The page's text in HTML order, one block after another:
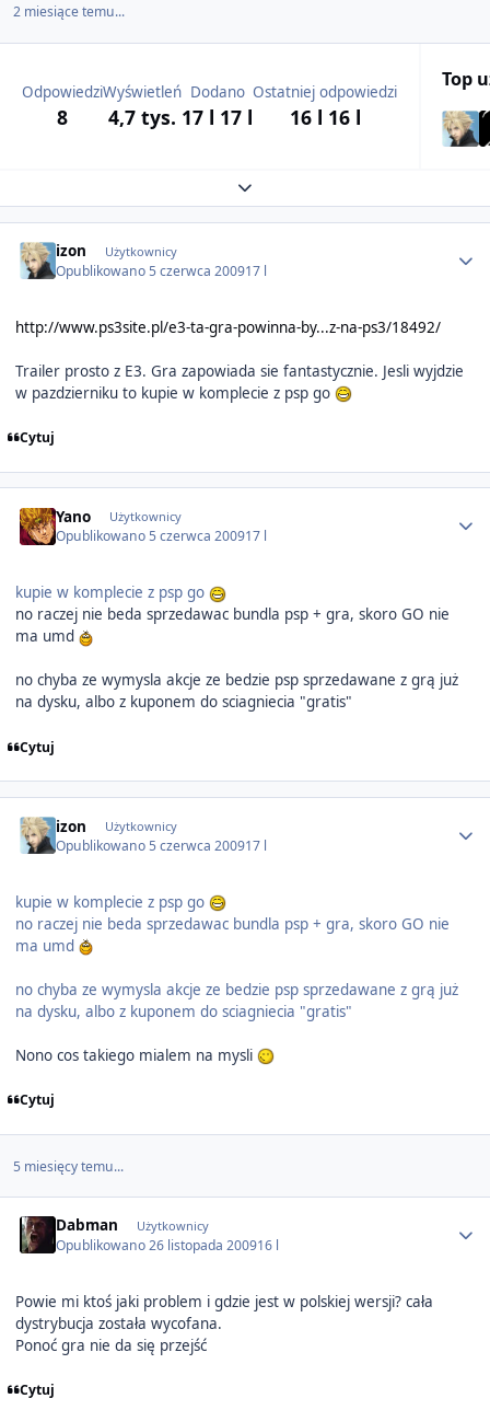
2 miesiące temu...
Odpowiedzi
8
Wyświetleń
4,7 tys.
Dodano
17 l 17 l
Ostatniej odpowiedzi
16 l 16 l
Top
Expand topic overview
izon Użytkownicy
Opublikowano 5 czerwca 200917 l
http://www.ps3site.pl/e3-ta-gra-powinna-by...z-na-ps3/18492/
Trailer prosto z E3. Gra zapowiada sie fantastycznie. Jesli wyjdzie
w pazdzierniku to kupie w komplecie z psp go
Cytuj
Yano Użytkownicy
Opublikowano 5 czerwca 200917 l
kupie w komplecie z psp go
no raczej nie beda sprzedawac bundla psp + gra, skoro GO nie
ma umd
no chyba ze wymysla akcje ze bedzie psp sprzedawane z grą już
na dysku, albo z kuponem do sciagniecia "gratis"
Cytuj
izon Użytkownicy
Opublikowano 5 czerwca 200917 l
kupie w komplecie z psp go
no raczej nie beda sprzedawac bundla psp + gra, skoro GO nie
ma umd
no chyba ze wymysla akcje ze bedzie psp sprzedawane z grą już
na dysku, albo z kuponem do sciagniecia "gratis"
Nono cos takiego mialem na mysli
Cytuj
5 miesięcy temu...
Dabman Użytkownicy
Opublikowano26 listopada 200916 l
Powie mi ktoś jaki problem i gdzie jest w polskiej wersji? cała
dystrybucja została wycofana.
Ponoć gra nie da się przejść
Cytuj